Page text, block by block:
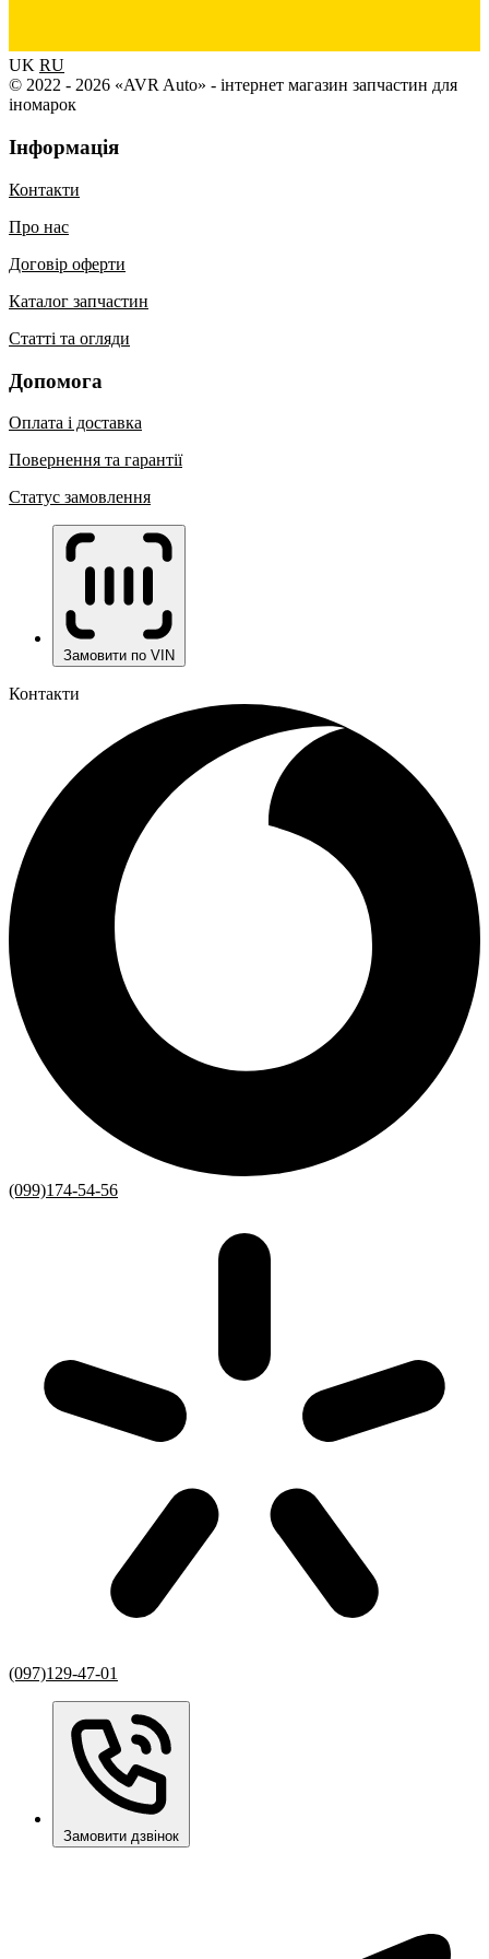
UK RU
© 2022 - 2026 «AVR Auto» - інтернет магазин запчастин для
іномарок
Інформація
Контакти
Про нас
Договір оферти
Каталог запчастин
Статті та огляди
Допомога
Оплата і доставка
Повернення та гарантії
Статус замовлення
Замовити по VIN
Контакти
(099)174-54-56
(097)129-47-01
Замовити дзвінок